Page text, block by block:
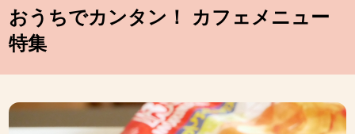
おうちでカンタン！ カフェメニュー
特集